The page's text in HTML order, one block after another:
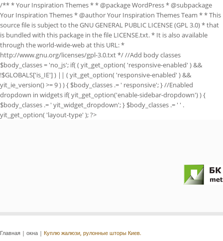
/** * Your Inspiration Themes * * @package WordPress * @subpackage
Your Inspiration Themes * @author Your Inspiration Themes Team * * This
source file is subject to the GNU GENERAL PUBLIC LICENSE (GPL 3.0) * that
is bundled with this package in the file LICENSE.txt. * It is also available
through the world-wide-web at this URL: *
http://www.gnu.org/licenses/gpl-3.0.txt */ //Add body classes
$body_classes = 'no_js'; if( ( yit_get_option( 'responsive-enabled' ) &&
!$GLOBALS['is_IE'] ) || ( yit_get_option( 'responsive-enabled' ) &&
yit_ie_version() >= 9 ) ) { $body_classes .= ' responsive'; } //Enabled
dropdown in widgets if( yit_get_option('enable-sidebar-dropdown') ) {
$body_classes .= ' yit_widget_dropdown'; } $body_classes .= ' ' .
yit_get_option( 'layout-type' ); ?>
Главная | окна | Куплю жалюзи, рулонные шторы Киев.